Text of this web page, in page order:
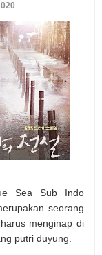
Sea Sub Indo
seorang
menginap di
putri duyung.